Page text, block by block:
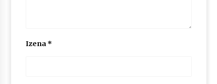
MUSIBLA #297: Bide, Boards Of Canada, Somak,
Izena *